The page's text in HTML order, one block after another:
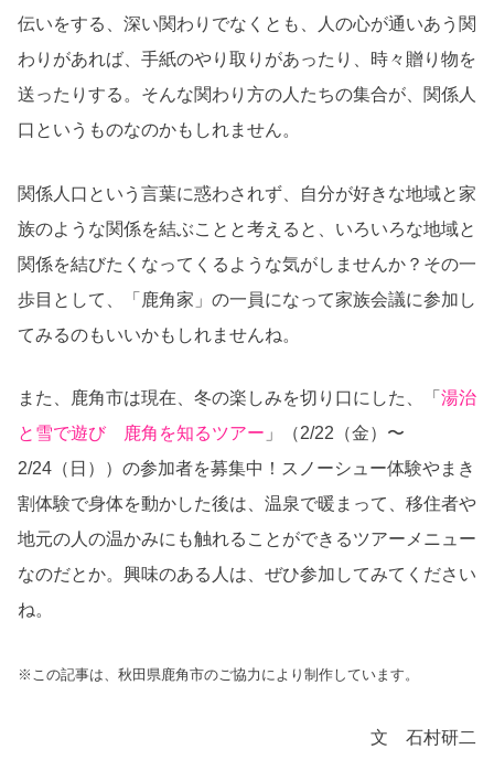
伝いをする、深い関わりでなくとも、人の心が通いあう関
わりがあれば、手紙のやり取りがあったり、時々贈り物を
送ったりする。そんな関わり方の人たちの集合が、関係人
口というものなのかもしれません。
関係人口という言葉に惑わされず、自分が好きな地域と家
族のような関係を結ぶことと考えると、いろいろな地域と
関係を結びたくなってくるような気がしませんか？その一
歩目として、「鹿角家」の一員になって家族会議に参加し
てみるのもいいかもしれませんね。
また、鹿角市は現在、冬の楽しみを切り口にした、「 湯治
と雪で遊び 鹿角を知るツアー 」（2/22（金）〜
2/24（日））の参加者を募集中！スノーシュー体験やまき
割体験で身体を動かした後は、温泉で暖まって、移住者や
地元の人の温かみにも触れることができるツアーメニュー
なのだとか。興味のある人は、ぜひ参加してみてください
ね。
※この記事は、秋田県鹿角市のご協力により制作しています。
文 石村研二